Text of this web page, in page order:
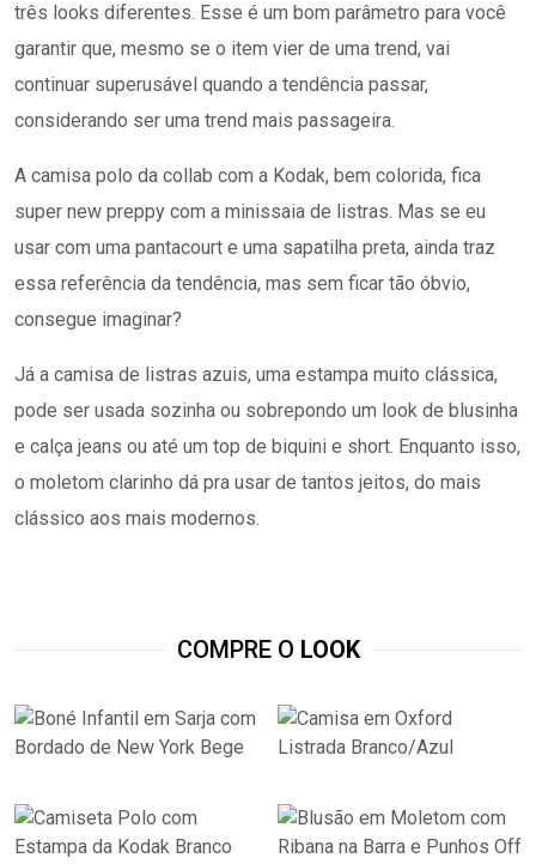
três looks diferentes. Esse é um bom parâmetro para você
garantir que, mesmo se o item vier de uma trend, vai
continuar superusável quando a tendência passar,
considerando ser uma trend mais passageira.
A camisa polo da collab com a Kodak, bem colorida, fica
super new preppy com a minissaia de listras. Mas se eu
usar com uma pantacourt e uma sapatilha preta, ainda traz
essa referência da tendência, mas sem ficar tão óbvio,
consegue imaginar?
Já a camisa de listras azuis, uma estampa muito clássica,
pode ser usada sozinha ou sobrepondo um look de blusinha
e calça jeans ou até um top de biquini e short. Enquanto isso,
o moletom clarinho dá pra usar de tantos jeitos, do mais
clássico aos mais modernos.
COMPRE O LOOK